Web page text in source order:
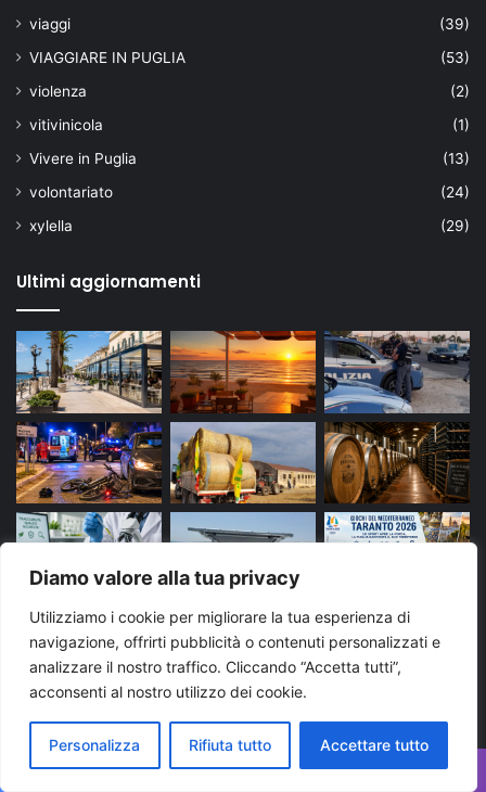
Diamo valore alla tua privacy
Utilizziamo i cookie per migliorare la tua esperienza di
navigazione, offrirti pubblicità o contenuti personalizzati e
analizzare il nostro traffico. Cliccando “Accetta tutti”,
acconsenti al nostro utilizzo dei cookie.
Personalizza Rifiuta tutto Accettare tutto
viaggi
(39)
VIAGGIARE IN PUGLIA
(53)
violenza
(2)
vitivinicola
(1)
Vivere in Puglia
(13)
volontariato
(24)
xylella
(29)
Ultimi aggiornamenti
Tags
evidenza Foggia Lecce Martina Franca news